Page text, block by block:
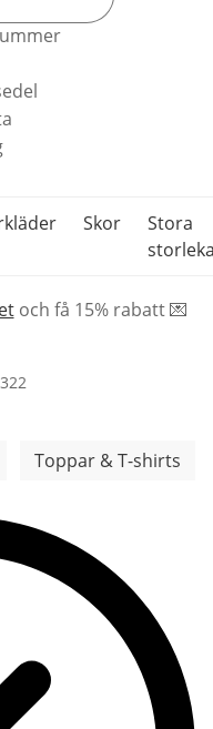
Skor
Stora
och få 15% rabatt 💌
Toppar & T-shirts